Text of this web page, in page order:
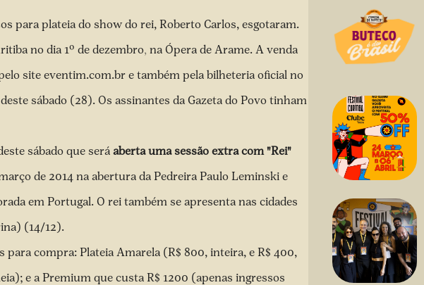
para plateia do show do rei, Roberto Carlos, esgotaram.
no dia 1º de dezembro, na Ópera de Arame. A venda
site eventim.com.br e também pela bilheteria oficial no
sábado (28). Os assinantes da Gazeta do Povo tinham
sábado que será aberta uma sessão extra com "Rei"
de 2014 na abertura da Pedreira Paulo Leminski e
em Portugal. O rei também se apresenta nas cidades
(14/12).
compra: Plateia Amarela (R$ 800, inteira, e R$ 400,
e a Premium que custa R$ 1200 (apenas ingressos